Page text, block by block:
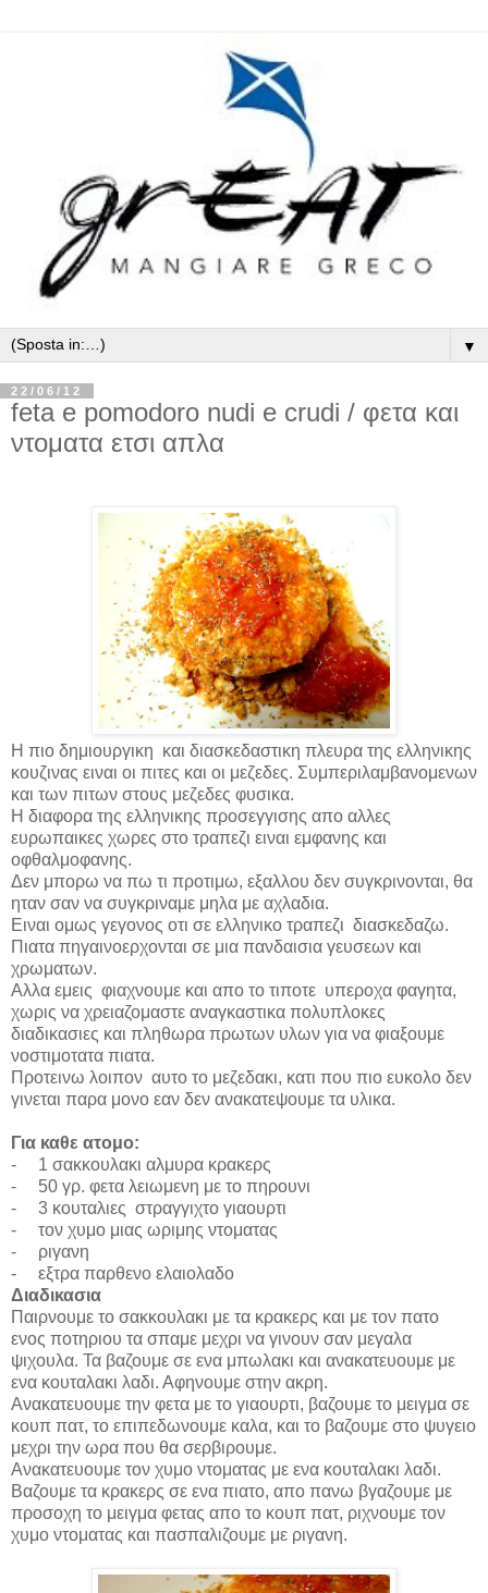
▼
22/06/12
feta e pomodoro nudi e crudi / φετα και
ντοματα ετσι απλα
Η πιο δημιουργικη και διασκεδαστικη πλευρα της ελληνικης
κουζινας ειναι οι πιτες και οι μεζεδες. Συμπεριλαμβανομενων
και των πιτων στους μεζεδες φυσικα.
Η διαφορα της ελληνικης προσεγγισης απο αλλες
ευρωπαικες χωρες στο τραπεζι ειναι εμφανης και
οφθαλμοφανης.
Δεν μπορω να πω τι προτιμω, εξαλλου δεν συγκρινονται, θα
ηταν σαν να συγκριναμε μηλα με αχλαδια.
Ειναι ομως γεγονος οτι σε ελληνικο τραπεζι διασκεδαζω.
Πιατα πηγαινοερχονται σε μια πανδαισια γευσεων και
χρωματων.
Αλλα εμεις φιαχνουμε και απο το τιποτε υπεροχα φαγητα,
χωρις να χρειαζομαστε αναγκαστικα πολυπλοκες
διαδικασιες και πληθωρα πρωτων υλων για να φιαξουμε
νοστιμοτατα πιατα.
Προτεινω λοιπον αυτο το μεζεδακι, κατι που πιο ευκολο δεν
γινεται παρα μονο εαν δεν ανακατεψουμε τα υλικα.
Για καθε ατομο:
-
1 σακκουλακι αλμυρα κρακερς
-
50 γρ. φετα λειωμενη με το πηρουνι
-
3 κουταλιες στραγγιχτο γιαουρτι
-
τον χυμο μιας ωριμης ντοματας
-
ριγανη
-
εξτρα παρθενο ελαιολαδο
Διαδικασια
Παιρνουμε το σακκουλακι με τα κρακερς και με τον πατο
ενος ποτηριου τα σπαμε μεχρι να γινουν σαν μεγαλα
ψιχουλα. Τα βαζουμε σε ενα μπωλακι και ανακατευουμε με
ενα κουταλακι λαδι. Αφηνουμε στην ακρη.
Ανακατευουμε την φετα με το γιαουρτι, βαζουμε το μειγμα σε
κουπ πατ, το επιπεδωνουμε καλα, και το βαζουμε στο ψυγειο
μεχρι την ωρα που θα σερβιρουμε.
Ανακατευουμε τον χυμο ντοματας με ενα κουταλακι λαδι.
Βαζουμε τα κρακερς σε ενα πιατο, απο πανω βγαζουμε με
προσοχη το μειγμα φετας απο το κουπ πατ, ριχνουμε τον
χυμο ντοματας και πασπαλιζουμε με ριγανη.